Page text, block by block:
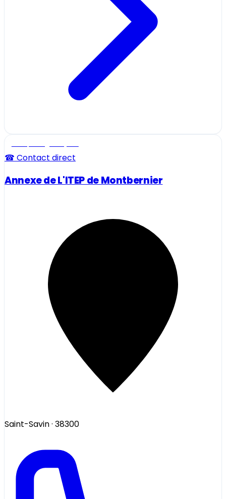
☎ Contact direct
Annexe de L'ITEP de Montbernier
Saint-Savin· 38300